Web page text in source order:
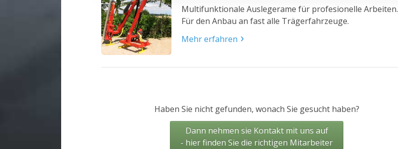
Multifunktionale Auslegerame für profesionelle Arbeiten.
Für den Anbau an fast alle Trägerfahrzeuge.
Mehr erfahren
Haben Sie nicht gefunden, wonach Sie gesucht haben?
Dann nehmen sie Kontakt mit uns auf
- hier finden Sie die richtigen Mitarbeiter